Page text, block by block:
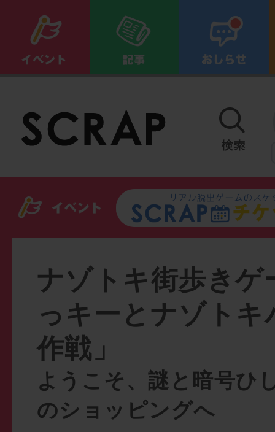
ナゾトキ街歩きゲ
っキーとナゾトキ
作戦」
ようこそ、謎と暗号ひ
のショッピングへ